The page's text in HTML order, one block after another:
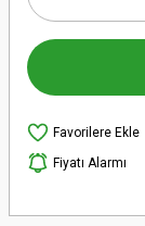
Fiyatı Alarmı